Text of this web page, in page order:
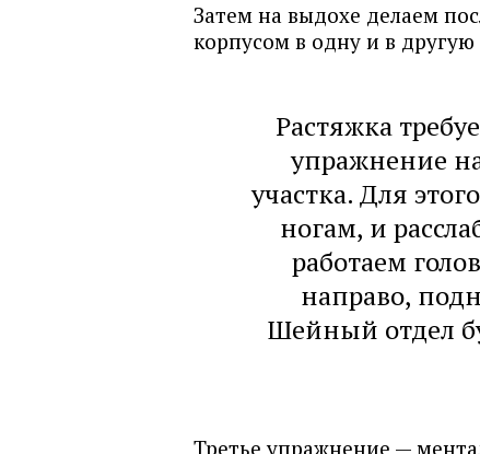
Затем на выдохе делаем
корпусом в одну и в другую
Растяжка
упражнение
участка. Для
ногам, и
работаем
направо,
Шейный отдел
Третье упражнение —